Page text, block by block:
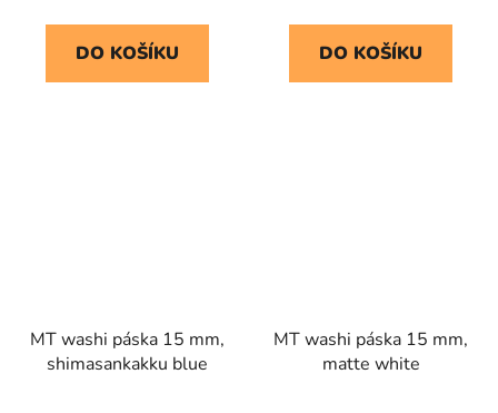
DO KOŠÍKU DO KOŠÍKU
MT washi páska 15 mm,
shimasankakku blue
MT washi páska 15 mm,
matte white